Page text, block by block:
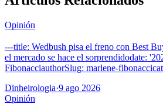
Opinión
---title: Wedbush pisa el freno con Best
el mercado se hace el sorprendidodate:
FibonacciauthorSlug: marlene-
Dinheirologia·9 ago 2026
Opinión